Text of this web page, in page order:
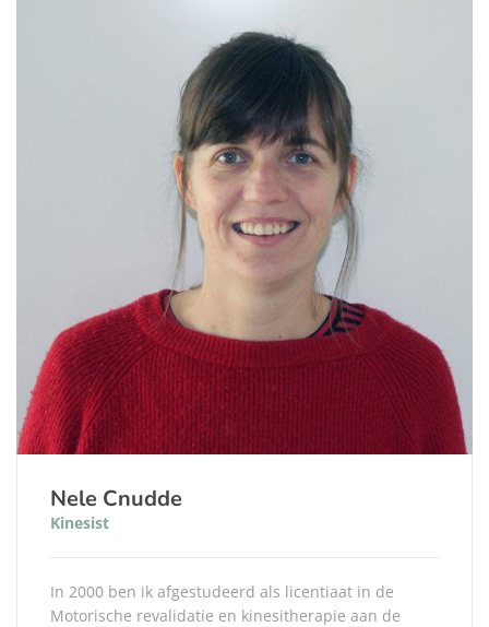
Nele Cnudde
Kinesist
In 2000 ben ik afgestudeerd als licentiaat in de
Motorische revalidatie en kinesitherapie aan de